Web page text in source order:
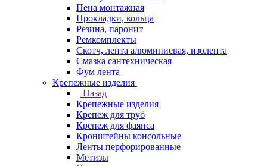
Пена монтажная
Прокладки, кольца
Резина, паронит
Ремкомплекты
Скотч, лента алюминиевая, изолента
Смазка сантехническая
Фум лента
Крепежные изделия
Назад
Крепежные изделия
Крепеж для труб
Крепеж для фаянса
Кронштейны консольные
Ленты перфорированные
Метизы